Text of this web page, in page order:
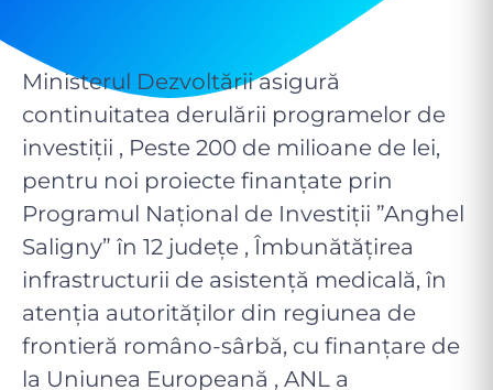
Ministerul Dezvoltării asigură
continuitatea derulării programelor de
investiții , Peste 200 de milioane de lei,
pentru noi proiecte finanțate prin
Programul Național de Investiții ”Anghel
Saligny” în 12 județe , Îmbunătățirea
infrastructurii de asistență medicală, în
atenția autorităților din regiunea de
frontieră româno-sârbă, cu finanțare de
la Uniunea Europeană , ANL a